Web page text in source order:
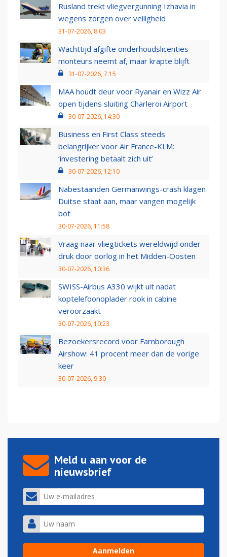
Rusland trekt vliegvergunning Izhavia in
wegens zorgen over veiligheid
31-07-2026, 8:03
Wachttijd afgifte onderhoudslicenties
monteurs neemt af, maar krapte blijft
31-07-2026, 7:15
MAA houdt deur voor Ryanair en Wizz Air
open tijdens sluiting Charleroi Airport
30-07-2026, 14:30
Business en First Class steeds
belangrijker voor Air France-KLM:
‘investering betaalt zich uit’
30-07-2026, 12:10
Nabestaanden Germanwings-crash klagen
Duitse staat aan, maar vangen mogelijk
bot
30-07-2026, 11:58
Vraag naar vliegtickets wereldwijd onder
druk door oorlog in het Midden-Oosten
30-07-2026, 10:36
SWISS-Airbus A330 wijkt uit nadat
koptelefoonoplader rook in cabine
veroorzaakt
30-07-2026, 10:23
Bezoekersrecord voor Farnborough
Airshow: 41 procent meer dan de vorige
keer
30-07-2026, 9:30
Meld u aan voor de
nieuwsbrief